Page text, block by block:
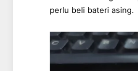
perlu beli bateri asing.